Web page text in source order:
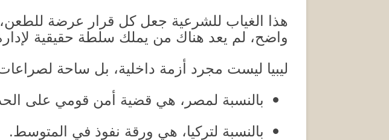
هذا الغياب للشرعية جعل كل قرار عرضة
واضح، لم يعد هناك من يملك سلطة حقيقية
ليبيا ليست مجرد أزمة داخلية، بل ساحة
بالنسبة لمصر، هي قضية أمن قومي على
بالنسبة لتركيا، هي ورقة نفوذ في المتوسط.